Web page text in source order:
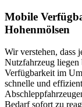
Mobile
Hohenmölsen
Wir verstehen, dass
Nutzfahrzeug liegen
Verfügbarkeit im
schnelle und
Bedarf sofort zu